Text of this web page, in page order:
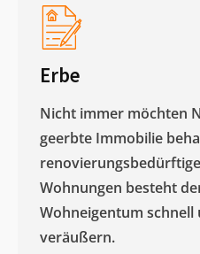
Erbe
Nicht immer möchten
geerbte Immobilie
Wohnungen besteht
Wohneigentum
veräußern. ​